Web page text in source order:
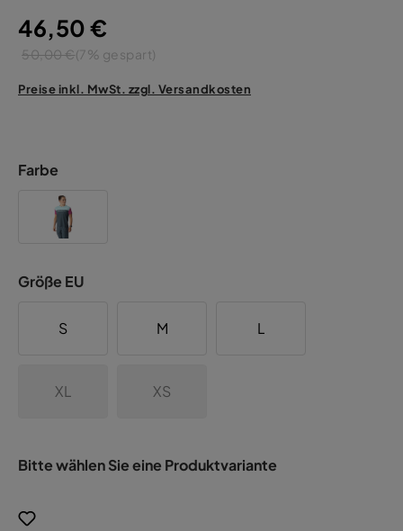
46,50 €
50,00 €(7% gespart)
Preise inkl. MwSt. zzgl. Versandkosten
Farbe
Größe EU
S M L
XL XS
Bitte wählen Sie eine Produktvariante